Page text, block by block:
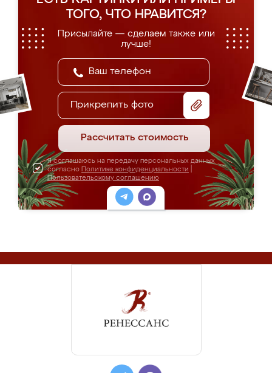
ТОГО, ЧТО НРАВИТСЯ?
Присылайте — сделаем также или
лучше!
Прикрепить фото
Рассчитать стоимость
Я соглашаюсь на передачу персональных данных
согласно Политике конфиденциальности
Пользовательскому соглашению